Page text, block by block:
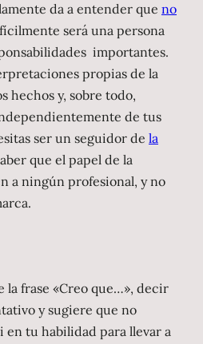
da a entender que no
será una persona
importantes.
propias de la
hechos y, sobre todo,
de tus
ser un seguidor de la
que el papel de la
a ningún profesional, y no
la frase «Creo que…», decir
y sugiere que no
en tu habilidad para llevar a